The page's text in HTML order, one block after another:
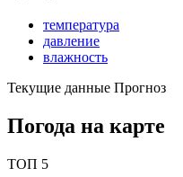
температура
давление
влажность
Текущие данные Прогноз
Погода на карте
ТОП 5